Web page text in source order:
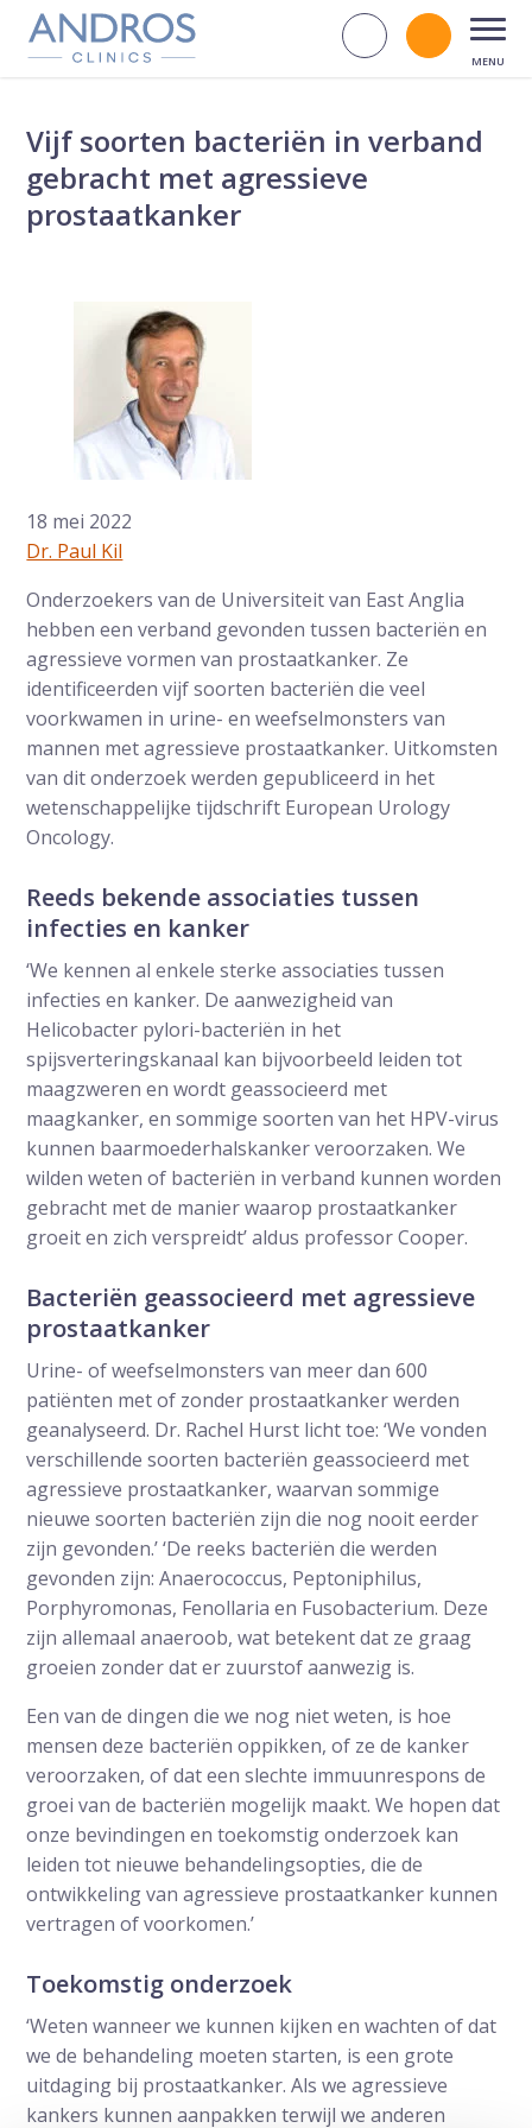
Navigatie overslaan
Zoek op
Bel
Vijf soorten bacteriën in verband
gebracht met agressieve
prostaatkanker
18 mei 2022
Dr. Paul Kil
Onderzoekers van de Universiteit van East Anglia
hebben een verband gevonden tussen bacteriën en
agressieve vormen van prostaatkanker. Ze
identificeerden vijf soorten bacteriën die veel
voorkwamen in urine- en weefselmonsters van
mannen met agressieve prostaatkanker. Uitkomsten
van dit onderzoek werden gepubliceerd in het
wetenschappelijke tijdschrift European Urology
Oncology.
Reeds bekende associaties tussen
infecties en kanker
‘We kennen al enkele sterke associaties tussen
infecties en kanker. De aanwezigheid van
Helicobacter pylori-bacteriën in het
spijsverteringskanaal kan bijvoorbeeld leiden tot
maagzweren en wordt geassocieerd met
maagkanker, en sommige soorten van het HPV-virus
kunnen baarmoederhalskanker veroorzaken. We
wilden weten of bacteriën in verband kunnen worden
gebracht met de manier waarop prostaatkanker
groeit en zich verspreidt’ aldus professor Cooper.
Bacteriën geassocieerd met agressieve
prostaatkanker
Urine- of weefselmonsters van meer dan 600
patiënten met of zonder prostaatkanker werden
geanalyseerd. Dr. Rachel Hurst licht toe: ‘We vonden
verschillende soorten bacteriën geassocieerd met
agressieve prostaatkanker, waarvan sommige
nieuwe soorten bacteriën zijn die nog nooit eerder
zijn gevonden.’ ‘De reeks bacteriën die werden
gevonden zijn: Anaerococcus, Peptoniphilus,
Porphyromonas, Fenollaria en Fusobacterium. Deze
zijn allemaal anaeroob, wat betekent dat ze graag
groeien zonder dat er zuurstof aanwezig is.
Een van de dingen die we nog niet weten, is hoe
mensen deze bacteriën oppikken, of ze de kanker
veroorzaken, of dat een slechte immuunrespons de
groei van de bacteriën mogelijk maakt. We hopen dat
onze bevindingen en toekomstig onderzoek kan
leiden tot nieuwe behandelingsopties, die de
ontwikkeling van agressieve prostaatkanker kunnen
vertragen of voorkomen.’
Toekomstig onderzoek
‘Weten wanneer we kunnen kijken en wachten of dat
we de behandeling moeten starten, is een grote
uitdaging bij prostaatkanker. Als we agressieve
kankers kunnen aanpakken terwijl we anderen